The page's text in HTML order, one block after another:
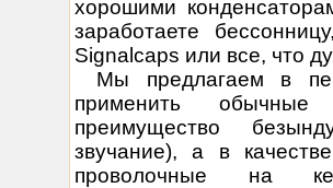
хорошими
заработаете
Signalcaps или все, что
Мы предлагаем в
применить обычные
преимущество
звучание), а в
проволочные на